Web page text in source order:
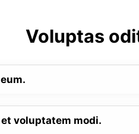
Voluptas
voluptatem modi.